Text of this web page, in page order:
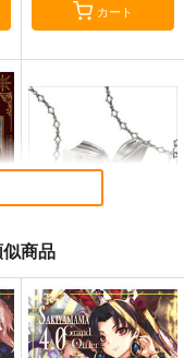
カート
Fate/Grand Order ma
terial XXI
TYPE-MOON
商品